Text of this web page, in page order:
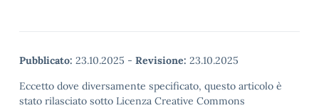
Pubblicato: 23.10.2025 - Revisione: 23.10.2025
Eccetto dove diversamente specificato, questo articolo è
stato rilasciato sotto Licenza Creative Commons